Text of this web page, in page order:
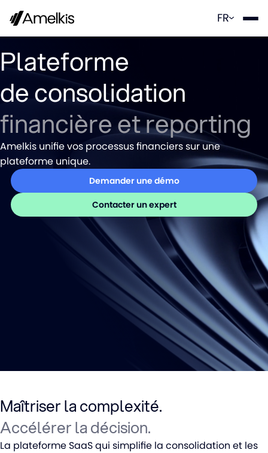
Panneau de gestion des cookies
FR
Plateforme
de consolidation
financière et reporting
Amelkis unifie vos processus financiers sur une
plateforme unique.
Demander une démo
Contacter un expert
Maîtriser la complexité.
Accélérer la décision.
La plateforme SaaS qui simplifie la consolidation et les